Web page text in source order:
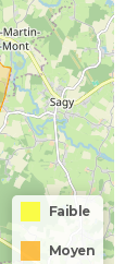
Faible
Moyen